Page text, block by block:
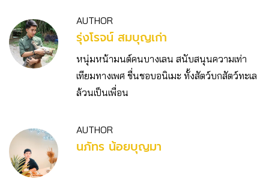
AUTHOR
รุ่งโรจน์ สมบุญเก่า
หนุ่มหน้ามนต์คนบางเลน สนับสนุนความเท่า
เทียมทางเพศ ชื่นชอบอนิเมะ ทั้งสัตว์บกสัตว์ทะเล
ล้วนเป็นเพื่อน
AUTHOR
นภัทร น้อยบุญมา